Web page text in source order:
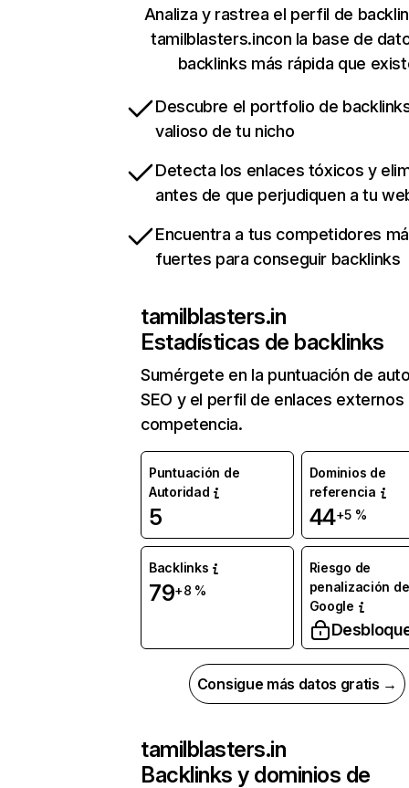
Analiza y rastrea el perfil de
tamilblasters.incon la base de
backlinks más rápida que
Descubre el portfolio de
valioso de tu nicho
Detecta los enlaces tóxicos y
antes de que perjudiquen a tu
Encuentra a tus competidores
fuertes para conseguir backlinks
tamilblasters.in
Estadísticas de backlinks
Sumérgete en la puntuación de
SEO y el perfil de enlaces externos
competencia.
Puntuación de
Autoridad
5
Dominios de
referencia
44+5 %
Backlinks
79+8 %
Riesgo de
penalización de
Google
Consigue más datos gratis →
tamilblasters.in
Backlinks y dominios de